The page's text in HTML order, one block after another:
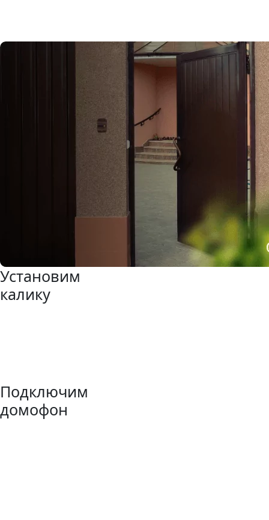
Установим
калику
Подключим
домофон